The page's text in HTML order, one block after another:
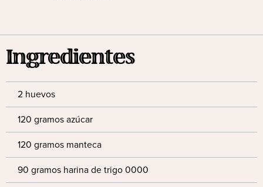
Ingredientes
2 huevos
120 gramos azúcar
120 gramos manteca
90 gramos harina de trigo 0000